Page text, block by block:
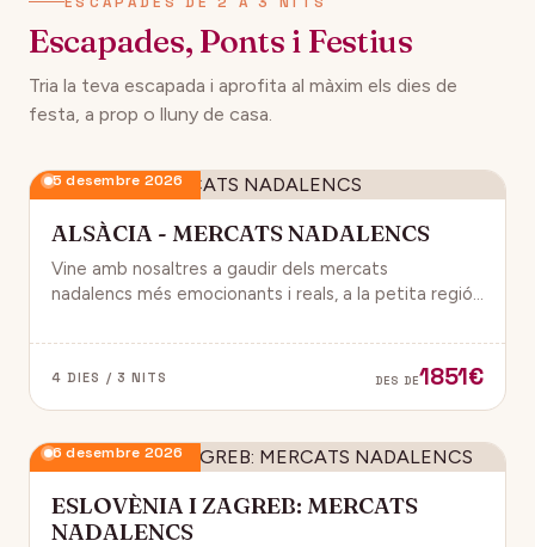
Escapades, Ponts i Festius
Tria la teva escapada i aprofita al màxim els dies de
festa, a prop o lluny de casa.
5 desembre 2026
ALSÀCIA - MERCATS NADALENCS
Vine amb nosaltres a gaudir dels mercats
nadalencs més emocionants i reals, a la petita regió
4 DIES / 3 NITS DES DE1851€
6 desembre 2026
ESLOVÈNIA I ZAGREB: MERCATS
NADALENCS